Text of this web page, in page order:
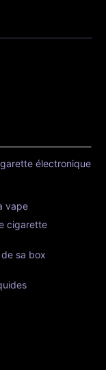
électronique
vape
cigarette
sa box